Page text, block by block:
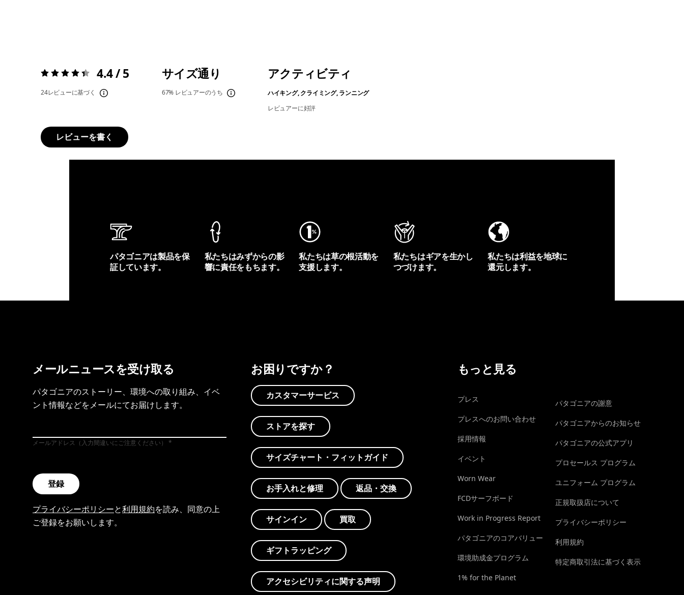
評価:4.4 / 5 4.4 / 5
24レビューに基づく
サイズ通り
67% レビュアーのうち
アクティビティ
ハイキング, クライミング, ランニング
レビュアーに好評
レビューを書く
パタゴニアは製品を保
証しています。
私たちはみずからの影
響に責任をもちます。
私たちは草の根活動を
支援します。
私たちはギアを生かし
つづけます。
私たちは利益を地球に
還元します。
メールニュースを受け取る
パタゴニアのストーリー、環境への取り組み、イベ
ント情報などをメールにてお届けします。
メールアドレス（入力間違いにご注意ください）
登録
プライバシーポリシーと利用規約を読み、同意の上
ご登録をお願いします。
お困りですか？
カスタマーサービス
ストアを探す
サイズチャート・フィットガイド
お手入れと修理 返品・交換
サインイン 買取
ギフトラッピング
アクセシビリティに関する声明
もっと見る
プレス
プレスへのお問い合わせ
採用情報
イベント
Worn Wear
FCDサーフボード
Work in Progress Report
パタゴニアのコアバリュー
環境助成金プログラム
1% for the Planet
パタゴニアの謝意
パタゴニアからのお知らせ
パタゴニアの公式アプリ
プロセールス プログラム
ユニフォーム プログラム
正規取扱店について
プライバシーポリシー
利用規約
特定商取引法に基づく表示